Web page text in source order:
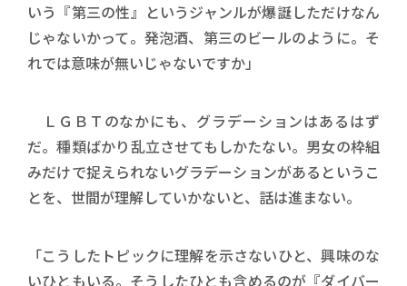
いう『第三の性』というジャンルが爆誕しただけなん
じゃないかって。発泡酒、第三のビールのように。そ
れでは意味が無いじゃないですか」
ＬＧＢＴのなかにも、グラデーションはあるはず
だ。種類ばかり乱立させてもしかたない。男女の枠組
みだけで捉えられないグラデーションがあるというこ
とを、世間が理解していかないと、話は進まない。
「こうしたトピックに理解を示さないひと、興味のな
いひともいる。そうしたひとも含めるのが『ダイバー